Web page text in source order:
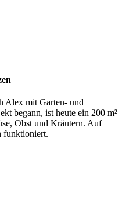
Alex mit Garten- und
begann, ist heute ein 200 m²
Obst und Kräutern. Auf
funktioniert.